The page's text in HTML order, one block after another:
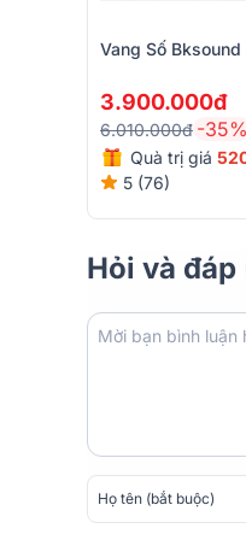
Khả năng chống
Một trong những
Với mạch xử lý
hú rít thường gặp
thanh, mà còn
Vang Số
3.900.000đ
6.010.000đ -35%
Quà trị giá
5 (76)
Hỏi và đáp